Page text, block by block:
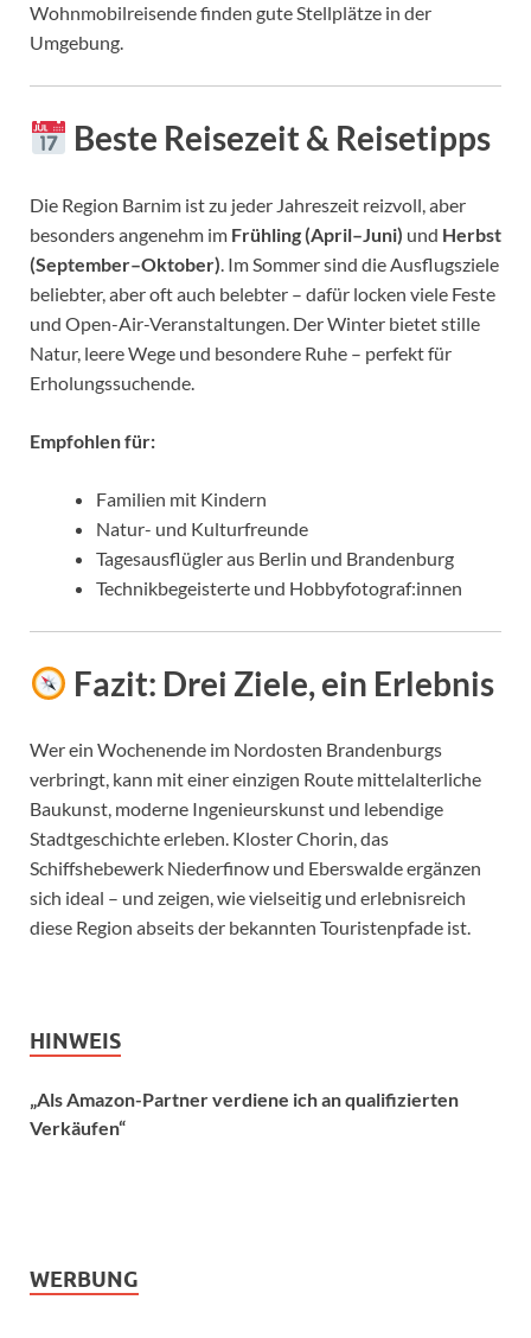
Wohnmobilreisende finden gute Stellplätze in der
Umgebung.
Beste Reisezeit & Reisetipps
Die Region Barnim ist zu jeder Jahreszeit reizvoll, aber
besonders angenehm im Frühling (April–Juni) und Herbst
(September–Oktober) . Im Sommer sind die Ausflugsziele
beliebter, aber oft auch belebter – dafür locken viele Feste
und Open-Air-Veranstaltungen. Der Winter bietet stille
Natur, leere Wege und besondere Ruhe – perfekt für
Erholungssuchende.
Empfohlen für:
Familien mit Kindern
Natur- und Kulturfreunde
Tagesausflügler aus Berlin und Brandenburg
Technikbegeisterte und Hobbyfotograf:innen
Fazit: Drei Ziele, ein Erlebnis
Wer ein Wochenende im Nordosten Brandenburgs
verbringt, kann mit einer einzigen Route mittelalterliche
Baukunst, moderne Ingenieurskunst und lebendige
Stadtgeschichte erleben. Kloster Chorin, das
Schiffshebewerk Niederfinow und Eberswalde ergänzen
sich ideal – und zeigen, wie vielseitig und erlebnisreich
diese Region abseits der bekannten Touristenpfade ist.
HINWEIS
„Als Amazon-Partner verdiene ich an qualifizierten
Verkäufen“
WERBUNG